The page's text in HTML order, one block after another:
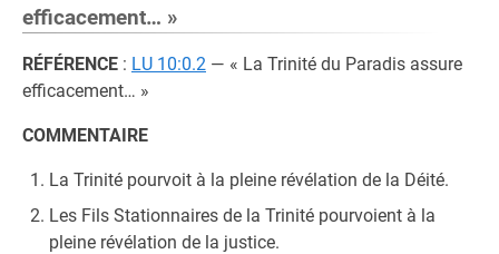
efficacement… »
RÉFÉRENCE : LU 10:0.2 — « La Trinité du Paradis assure
efficacement… »
COMMENTAIRE
La Trinité pourvoit à la pleine révélation de la Déité.
Les Fils Stationnaires de la Trinité pourvoient à la
pleine révélation de la justice.